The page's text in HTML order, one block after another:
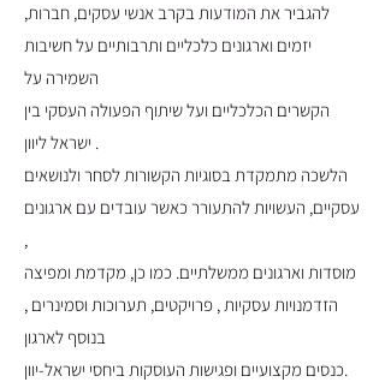
להגביר את המודעות בקרב אנשי עסקים, חברות,
יזמים וארגונים כלכליים ותרבותיים על חשיבות
השמירה על
הקשרים הכלכליים ועל שיתוף הפעולה העסקי בין
ישראל ליוון .
הלשכה מתמקדת בסוגיות הקשורות לסחר ולנושאים
עסקיים, העשויות להתעורר כאשר עובדים עם ארגונים
,
מוסדות וארגונים ממשלתיים. כמו כן, מקדמת ומפיצה
הזדמנויות עסקיות , פרויקטים, תערוכות וסמינרים ,
בנוסף לארגון
כנסים מקצועיים ופגישות העוסקות ביחסי ישראל-יוון.